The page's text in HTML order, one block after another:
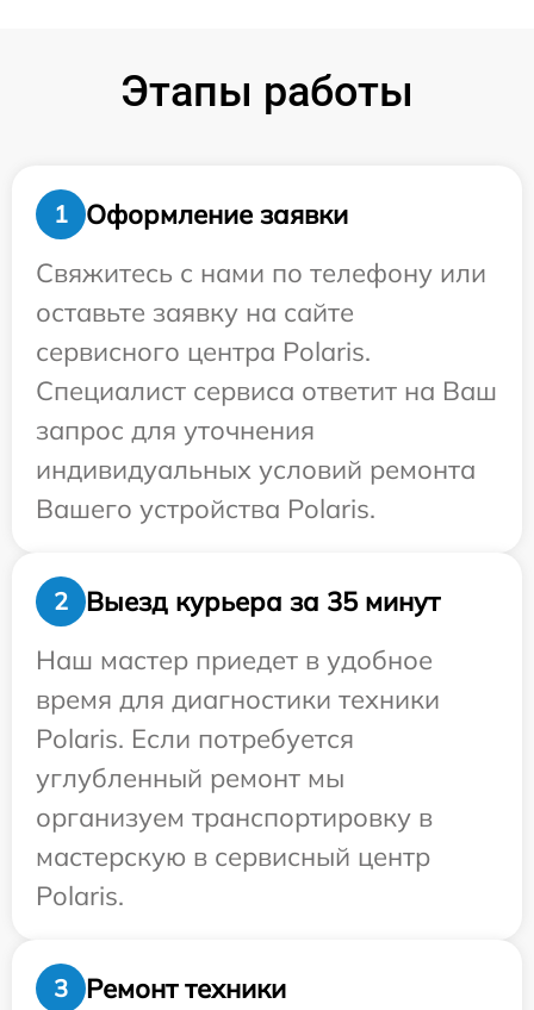
Этапы работы
1
Оформление заявки
Свяжитесь с нами по телефону или
оставьте заявку на сайте
сервисного центра Polaris.
Специалист сервиса ответит на Ваш
запрос для уточнения
индивидуальных условий ремонта
Вашего устройства Polaris.
2
Выезд курьера за 35 минут
Наш мастер приедет в удобное
время для диагностики техники
Polaris. Если потребуется
углубленный ремонт мы
организуем транспортировку в
мастерскую в сервисный центр
Polaris.
3 Ремонт техники